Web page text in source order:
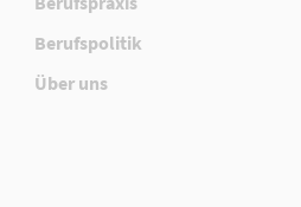
Berufspolitik
Über uns